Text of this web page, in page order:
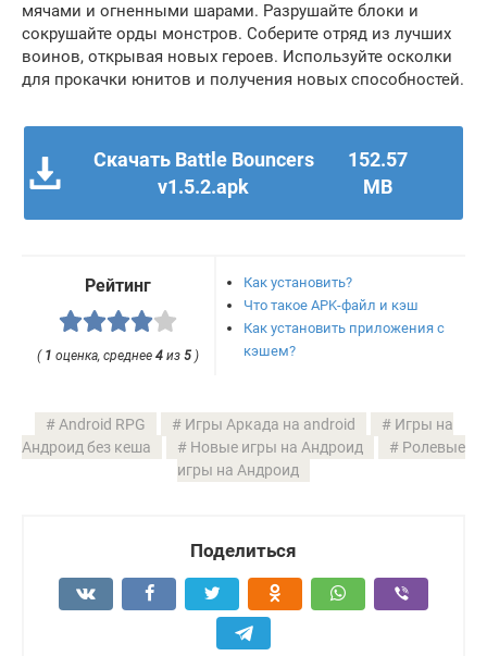
мячами и огненными шарами. Разрушайте блоки и
сокрушайте орды монстров. Соберите отряд из лучших
воинов, открывая новых героев. Используйте осколки
для прокачки юнитов и получения новых способностей.
Скачать Battle Bouncers
v1.5.2.apk
152.57
MB
Рейтинг
( 1 оценка, среднее4 из5 )
Как установить?
Что такое APK-файл и кэш
Как установить приложения с
кэшем?
Android RPG Игры Аркада на android
Игры на
Андроид без кеша
Новые игры на Андроид
Ролевые
игры на Андроид
Поделиться